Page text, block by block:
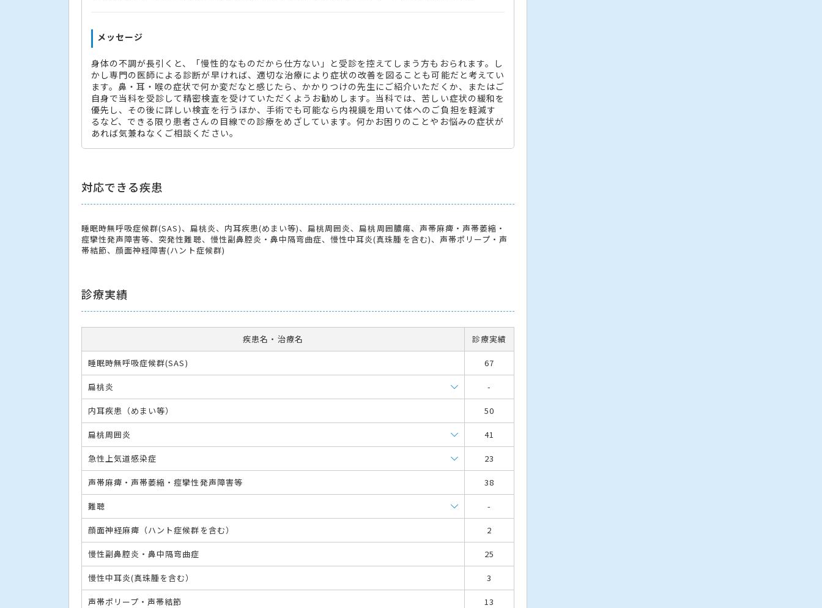
メッセージ
身体の不調が長引くと、「慢性的なものだから仕方ない」と受診を控えてしまう方もおられます。し
かし専門の医師による診断が早ければ、適切な治療により症状の改善を図ることも可能だと考えてい
ます。鼻・耳・喉の症状で何か変だなと感じたら、かかりつけの先生にご紹介いただくか、またはご
自身で当科を受診して精密検査を受けていただくようお勧めします。当科では、苦しい症状の緩和を
優先し、その後に詳しい検査を行うほか、手術でも可能なら内視鏡を用いて体へのご負担を軽減す
るなど、できる限り患者さんの目線での診療をめざしています。何かお困りのことやお悩みの症状が
あれば気兼ねなくご相談ください。
対応できる疾患
睡眠時無呼吸症候群(SAS)、扁桃炎、内耳疾患(めまい等)、扁桃周囲炎、扁桃周囲膿瘍、声帯麻痺・声帯萎縮・
痙攣性発声障害等、突発性難聴、慢性副鼻腔炎・鼻中隔弯曲症、慢性中耳炎(真珠腫を含む)、声帯ポリープ・声
帯結節、顔面神経障害(ハント症候群)
診療実績
疾患名・治療名 診療実績
睡眠時無呼吸症候群(SAS) 67
扁桃炎 -
内耳疾患（めまい等） 50
扁桃周囲炎 41
急性上気道感染症 23
声帯麻痺・声帯萎縮・痙攣性発声障害等 38
難聴 -
顔面神経麻痺（ハント症候群を含む） 2
慢性副鼻腔炎・鼻中隔弯曲症 25
慢性中耳炎(真珠腫を含む） 3
声帯ポリープ・声帯結節 13